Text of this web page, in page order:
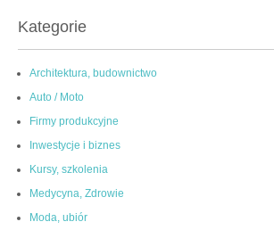
Kategorie
Architektura, budownictwo
Auto / Moto
Firmy produkcyjne
Inwestycje i biznes
Kursy, szkolenia
Medycyna, Zdrowie
Moda, ubiór